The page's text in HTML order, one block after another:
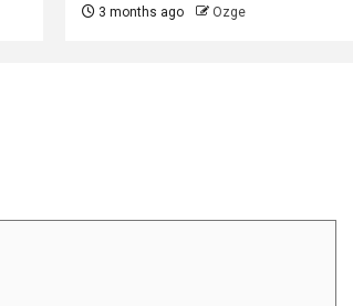
3 months ago Ozge